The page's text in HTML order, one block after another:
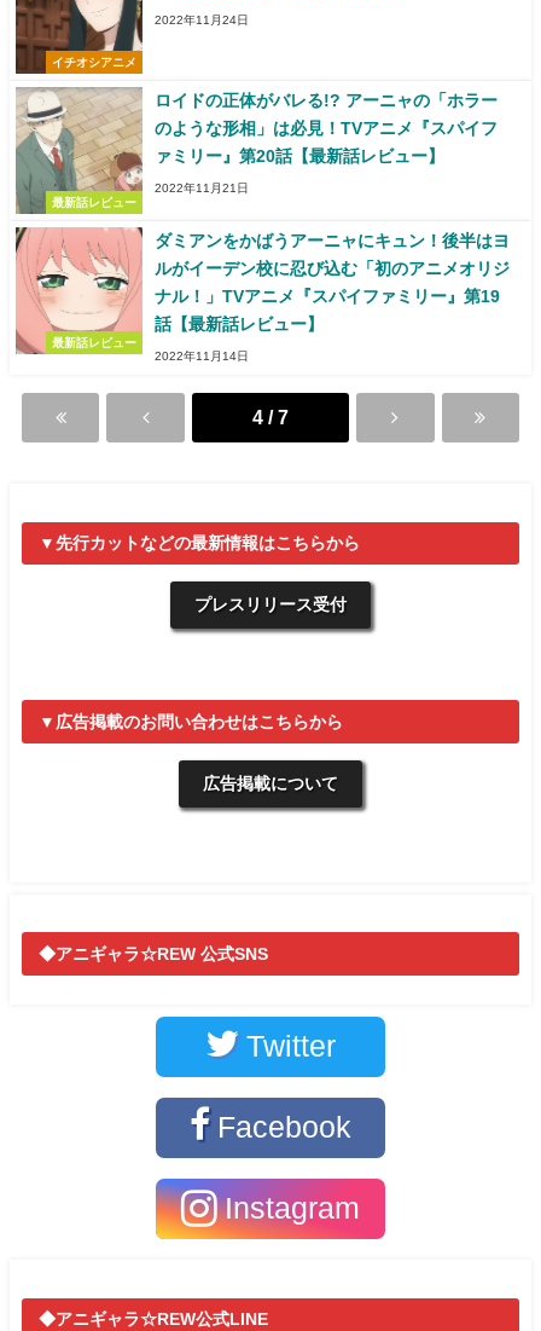
イチオシアニメ
2022年11月24日
最新話レビュー
ロイドの正体がバレる!? アーニャの「ホラー
のような形相」は必見！TVアニメ『スパイフ
ァミリー』第20話【最新話レビュー】
2022年11月21日
最新話レビュー
ダミアンをかばうアーニャにキュン！後半はヨ
ルがイーデン校に忍び込む「初のアニメオリジ
ナル！」TVアニメ『スパイファミリー』第19
話【最新話レビュー】
2022年11月14日
4 / 7
▼先行カットなどの最新情報はこちらから
プレスリリース受付
▼広告掲載のお問い合わせはこちらから
広告掲載について
◆アニギャラ☆REW 公式SNS
Twitter
Facebook
Instagram
◆アニギャラ☆REW公式LINE